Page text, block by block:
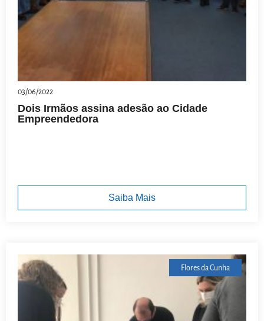
03/06/2022
Dois Irmãos assina adesão ao Cidade
Empreendedora
Saiba Mais
Flores da Cunha